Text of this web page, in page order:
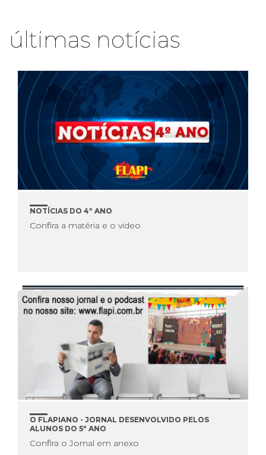
últimas notícias
NOTÍCIAS DO 4º ANO
Confira a matéria e o video
O FLAPIANO - JORNAL DESENVOLVIDO PELOS
ALUNOS DO 5º ANO
Confira o Jornal em anexo